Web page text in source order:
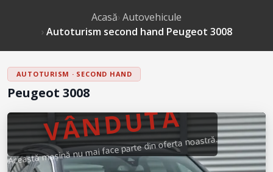
Acasă Autovehicule
Autoturism second hand Peugeot 3008
AUTOTURISM · SECOND HAND
Peugeot 3008
VÂNDUTĂ
Această mașină nu mai face parte din oferta noastră.